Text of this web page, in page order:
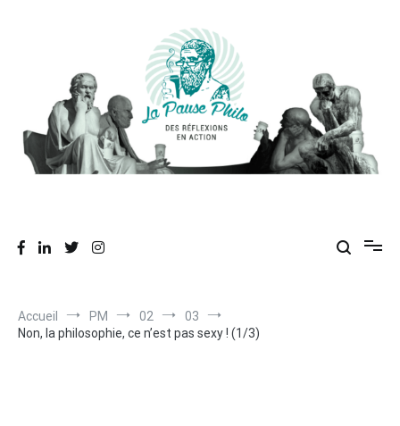
Accueil PM 02
03
Non, la philosophie, ce n’est pas sexy ! (1/3)